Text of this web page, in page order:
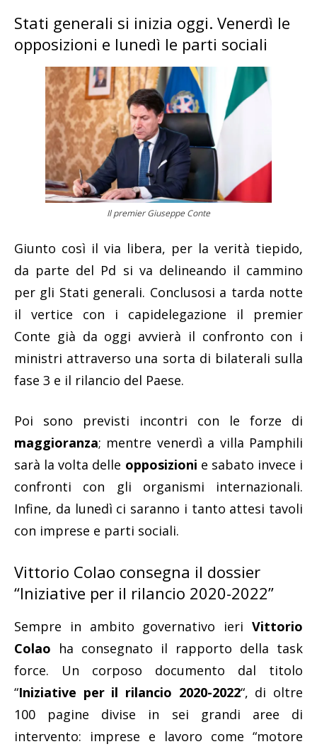
Stati generali si inizia oggi. Venerdì le
opposizioni e lunedì le parti sociali
Il premier Giuseppe Conte
Giunto così il via libera, per la verità tiepido,
da parte del Pd si va delineando il cammino
per gli Stati generali. Conclusosi a tarda notte
il vertice con i capidelegazione il premier
Conte già da oggi avvierà il confronto con i
ministri attraverso una sorta di bilaterali sulla
fase 3 e il rilancio del Paese.
Poi sono previsti incontri con le forze di
maggioranza; mentre venerdì a villa Pamphili
sarà la volta delle opposizioni e sabato invece i
confronti con gli organismi internazionali.
Infine, da lunedì ci saranno i tanto attesi tavoli
con imprese e parti sociali.
Vittorio Colao consegna il dossier
“Iniziative per il rilancio 2020-2022”
Sempre in ambito governativo ieri Vittorio
Colao ha consegnato il rapporto della task
force. Un corposo documento dal titolo
“Iniziative per il rilancio 2020-2022“, di oltre
100 pagine divise in sei grandi aree di
intervento: imprese e lavoro come “motore